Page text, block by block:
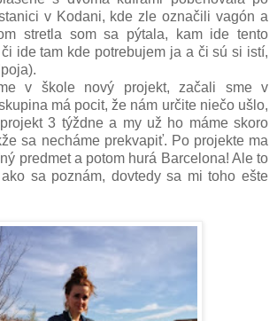
v Kodani, kde zle označili vagón a
stretla som sa pýtala, kam ide tento
ide tam kde potrebujem ja a či sú si istí,
v škole nový projekt, začali sme v
má pocit, že nám určite niečo ušlo,
3 týždne a my už ho máme skoro
sa necháme prekvapiť. Po projekte ma
predmet a potom hurá Barcelona! Ale to
sa poznám, dovtedy sa mi toho ešte